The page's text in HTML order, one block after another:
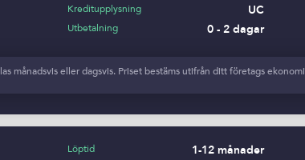
Kreditupplysning UC
Utbetalning 0 - 2 dagar
månadsvis eller dagsvis. Priset bestäms utifrån ditt företags ekonomi
Löptid 1-12 månader